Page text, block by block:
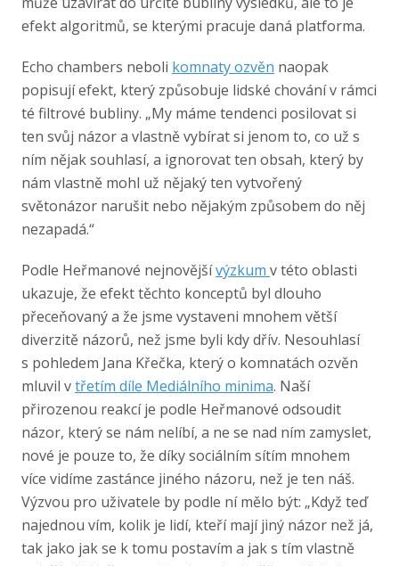
efekt algoritmů, se kterými pracuje daná platforma.
Echo chambers neboli komnaty ozvěn naopak
popisují efekt, který způsobuje lidské chování v rámci
té filtrové bubliny. „My máme tendenci posilovat si
ten svůj názor a vlastně vybírat si jenom to, co už s
ním nějak souhlasí, a ignorovat ten obsah, který by
nám vlastně mohl už nějaký ten vytvořený
světonázor narušit nebo nějakým způsobem do něj
nezapadá.“
Podle Heřmanové nejnovějšívýzkum v této oblasti
ukazuje, že efekt těchto konceptů byl dlouho
přeceňovaný a že jsme vystaveni mnohem větší
diverzitě názorů, než jsme byli kdy dřív. Nesouhlasí
s pohledem Jana Křečka, který o komnatách ozvěn
mluvil vtřetím díle Mediálního minima. Naší
přirozenou reakcí je podle Heřmanové odsoudit
názor, který se nám nelíbí, a ne se nad ním zamyslet,
nové je pouze to, že díky sociálním sítím mnohem
více vidíme zastánce jiného názoru, než je ten náš.
Výzvou pro uživatele by podle ní mělo být: „Když teď
najednou vím, kolik je lidí, kteří mají jiný názor než já,
tak jako jak se k tomu postavím a jak s tím vlastně